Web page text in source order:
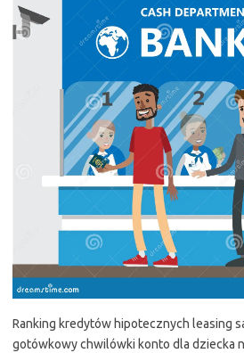
Ranking kredytów hipotecznych leasing
gotówkowy chwilówki konto dla dziecka